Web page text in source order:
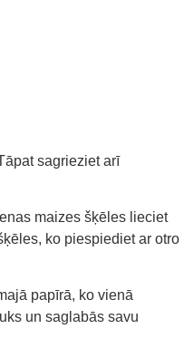
sagrieziet arī
maizes šķēles lieciet
ko piespiediet ar otro
papīrā, ko vienā
un saglabās savu